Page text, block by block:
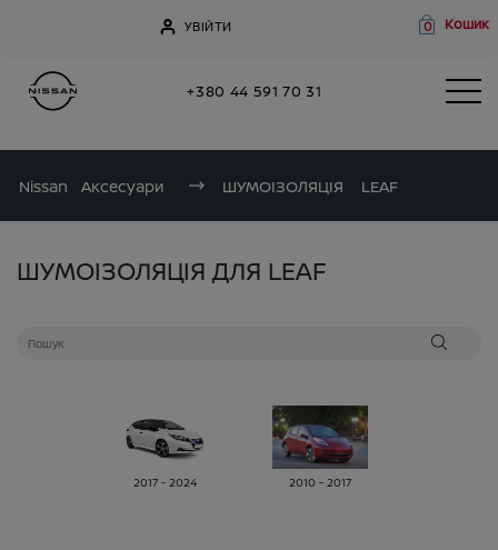
УВІЙТИ 0 Кошик
+380 44 591 70 31
Nissan Аксесуари ШУМОІЗОЛЯЦІЯ LEAF
ШУМОІЗОЛЯЦІЯ ДЛЯ LEAF
2017 - 2024 2010 - 2017